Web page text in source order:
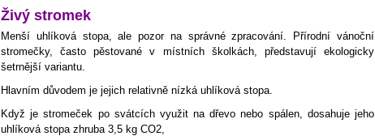
Živý stromek
Menší uhlíková stopa, ale pozor na správné zpracování. Přírodní vánoční
stromečky, často pěstované v místních školkách, představují ekologicky
šetrnější variantu.
Hlavním důvodem je jejich relativně nízká uhlíková stopa.
Když je stromeček po svátcích využit na dřevo nebo spálen, dosahuje jeho
uhlíková stopa zhruba 3,5 kg CO2,